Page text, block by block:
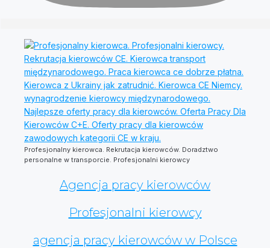
Profesjonalny kierowca. Rekrutacja kierowców. Doradztwo
personalne w transporcie. Profesjonalni kierowcy
Agencja pracy kierowców
Profesjonalni kierowcy
agencja pracy kierowców w Polsce